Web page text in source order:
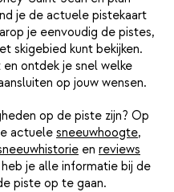
je de actuele pistekaart
je eenvoudig de pistes,
skigebied kunt bekijken.
ontdek je snel welke
op jouw wensen.
op de piste zijn? Op
actuele sneeuwhoogte,
en reviews
je alle informatie bij de
piste op te gaan.